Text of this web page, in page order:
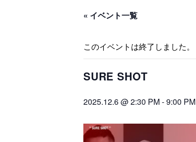
« イベント一覧
このイベントは終了しました。
SURE SHOT
2025.12.6 @ 2:30 PM-9:00 PM